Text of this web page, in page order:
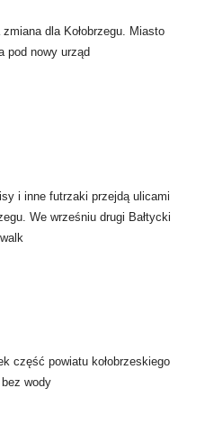
zmiana dla Kołobrzegu. Miasto
pod nowy urząd
i inne futrzaki przejdą ulicami
We wrześniu drugi Bałtycki
część powiatu kołobrzeskiego
wody